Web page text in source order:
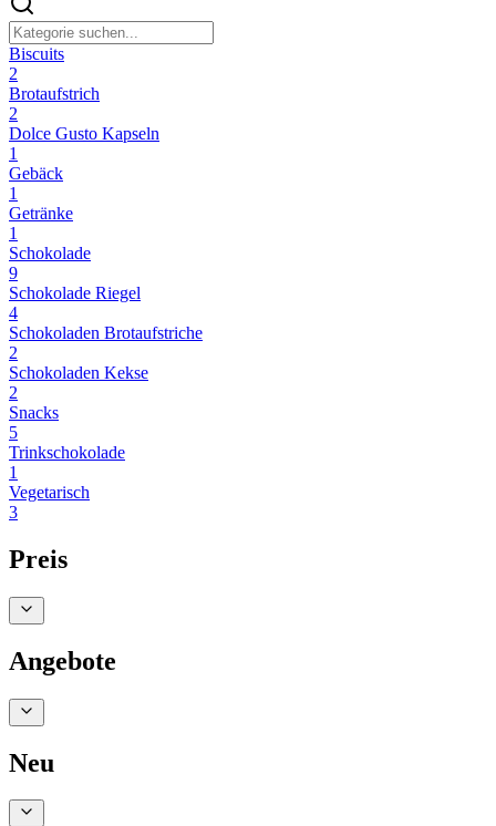
Biscuits
2
Brotaufstrich
2
Dolce Gusto Kapseln
1
Gebäck
1
Getränke
1
Schokolade
9
Schokolade Riegel
4
Schokoladen Brotaufstriche
2
Schokoladen Kekse
2
Snacks
5
Trinkschokolade
1
Vegetarisch
3
Preis
Angebote
Neu